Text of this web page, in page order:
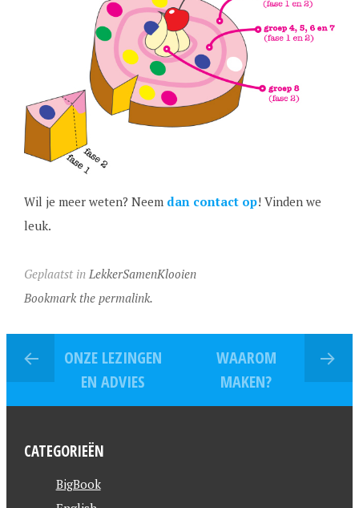
Wil je meer weten? Neem dan contact op! Vinden we
leuk.
Geplaatst in LekkerSamenKlooien
Bookmark the permalink.
ONZE LEZINGEN
EN ADVIES
WAAROM
MAKEN?
CATEGORIEËN
BigBook